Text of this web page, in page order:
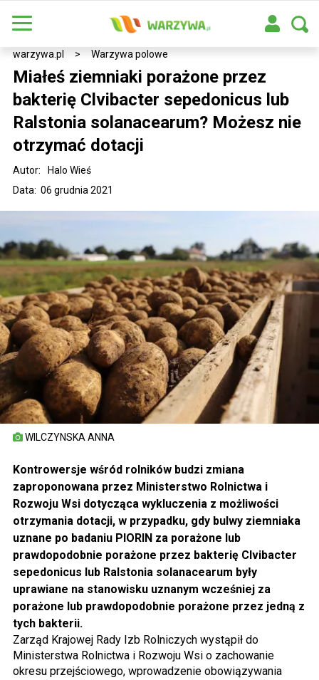
warzywa.pl > Warzywa polowe
WILCZYNSKA ANNA
Miałeś ziemniaki porażone przez
bakterię Clvibacter sepedonicus lub
Ralstonia solanacearum? Możesz nie
otrzymać dotacji
Data: 06 grudnia 2021
Autor: Halo Wieś
Kontrowersje wśród rolników budzi zmiana
zaproponowana przez Ministerstwo Rolnictwa i
Rozwoju Wsi dotycząca wykluczenia z możliwości
otrzymania dotacji, w przypadku, gdy bulwy ziemniaka
uznane po badaniu PIORIN za porażone lub
prawdopodobnie porażone przez bakterię Clvibacter
sepedonicus lub Ralstonia solanacearum były
uprawiane na stanowisku uznanym wcześniej za
porażone lub prawdopodobnie porażone przez jedną z
tych bakterii.
Zarząd Krajowej Rady Izb Rolniczych wystąpił do
Ministerstwa Rolnictwa i Rozwoju Wsi o zachowanie
okresu przejściowego, wprowadzenie obowiązywania